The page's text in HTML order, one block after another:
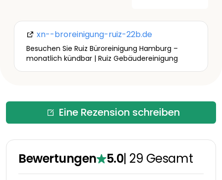
xn--broreinigung-ruiz-22b.de
Besuchen Sie Ruiz Büroreinigung Hamburg –
monatlich kündbar | Ruiz Gebäudereinigung
Eine Rezension schreiben
Bewertungen 5.0| 29 Gesamt